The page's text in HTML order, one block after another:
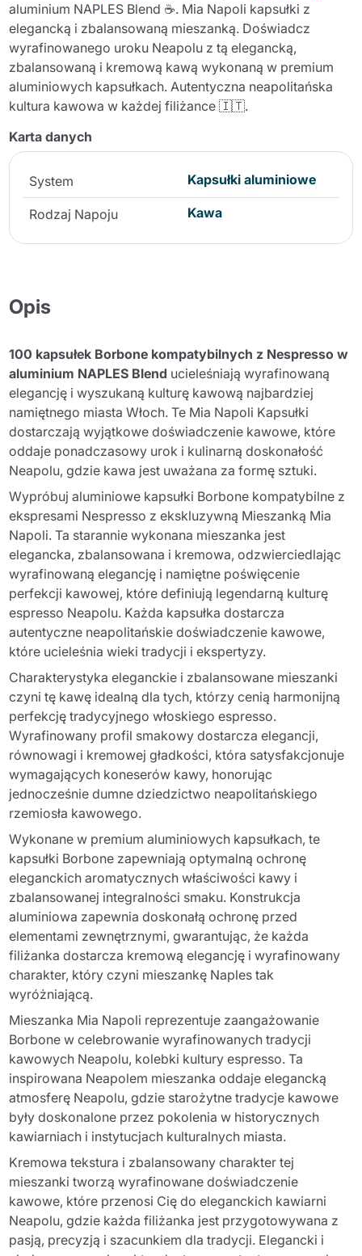
aluminium NAPLES Blend ☕. Mia Napoli kapsułki z
elegancką i zbalansowaną mieszanką. Doświadcz
wyrafinowanego uroku Neapolu z tą elegancką,
zbalansowaną i kremową kawą wykonaną w premium
aluminiowych kapsułkach. Autentyczna neapolitańska
kultura kawowa w każdej filiżance 🇮🇹.
Karta danych
System Kapsułki aluminiowe
Rodzaj Napoju Kawa
Opis
100 kapsułek Borbone kompatybilnych z Nespresso w
aluminium NAPLES Blend ucieleśniają wyrafinowaną
elegancję i wyszukaną kulturę kawową najbardziej
namiętnego miasta Włoch. Te Mia Napoli Kapsułki
dostarczają wyjątkowe doświadczenie kawowe, które
oddaje ponadczasowy urok i kulinarną doskonałość
Neapolu, gdzie kawa jest uważana za formę sztuki.
Wypróbuj aluminiowe kapsułki Borbone kompatybilne z
ekspresami Nespresso z ekskluzywną Mieszanką Mia
Napoli. Ta starannie wykonana mieszanka jest
elegancka, zbalansowana i kremowa, odzwierciedlając
wyrafinowaną elegancję i namiętne poświęcenie
perfekcji kawowej, które definiują legendarną kulturę
espresso Neapolu. Każda kapsułka dostarcza
autentyczne neapolitańskie doświadczenie kawowe,
które ucieleśnia wieki tradycji i ekspertyzy.
Charakterystyka eleganckie i zbalansowane mieszanki
czyni tę kawę idealną dla tych, którzy cenią harmonijną
perfekcję tradycyjnego włoskiego espresso.
Wyrafinowany profil smakowy dostarcza elegancji,
równowagi i kremowej gładkości, która satysfakcjonuje
wymagających koneserów kawy, honorując
jednocześnie dumne dziedzictwo neapolitańskiego
rzemiosła kawowego.
Wykonane w premium aluminiowych kapsułkach, te
kapsułki Borbone zapewniają optymalną ochronę
eleganckich aromatycznych właściwości kawy i
zbalansowanej integralności smaku. Konstrukcja
aluminiowa zapewnia doskonałą ochronę przed
elementami zewnętrznymi, gwarantując, że każda
filiżanka dostarcza kremową elegancję i wyrafinowany
charakter, który czyni mieszankę Naples tak
wyróżniającą.
Mieszanka Mia Napoli reprezentuje zaangażowanie
Borbone w celebrowanie wyrafinowanych tradycji
kawowych Neapolu, kolebki kultury espresso. Ta
inspirowana Neapolem mieszanka oddaje elegancką
atmosferę Neapolu, gdzie starożytne tradycje kawowe
były doskonalone przez pokolenia w historycznych
kawiarniach i instytucjach kulturalnych miasta.
Kremowa tekstura i zbalansowany charakter tej
mieszanki tworzą wyrafinowane doświadczenie
kawowe, które przenosi Cię do eleganckich kawiarni
Neapolu, gdzie każda filiżanka jest przygotowywana z
pasją, precyzją i szacunkiem dla tradycji. Elegancki i